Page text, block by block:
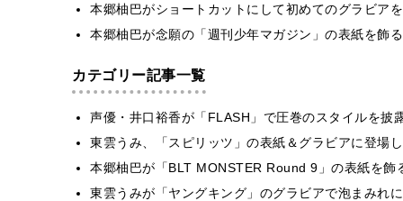
本郷柚巴がショートカットにして初めてのグラビア
本郷柚巴が念願の「週刊少年マガジン」の表紙を飾
カテゴリー記事一覧
声優・井口裕香が「FLASH」で圧巻のスタイルを
東雲うみ、「スピリッツ」の表紙＆グラビアに登場
本郷柚巴が「BLT MONSTER Round 9」の表紙を
東雲うみが「ヤングキング」のグラビアで泡まみれ